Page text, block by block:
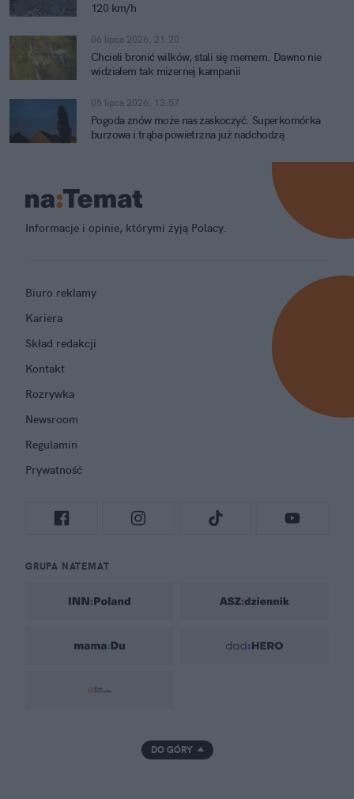
120 km/h
06 lipca 2026, 21:20
Chcieli bronić wilków, stali się memem. Dawno nie
widziałem tak mizernej kampanii
05 lipca 2026, 13:57
Pogoda znów może nas zaskoczyć. Superkomórka
burzowa i trąba powietrzna już nadchodzą
Informacje i opinie, którymi żyją Polacy.
Biuro reklamy
Kariera
Skład redakcji
Kontakt
Rozrywka
Newsroom
Regulamin
Prywatność
GRUPA NATEMAT
DO GÓRY